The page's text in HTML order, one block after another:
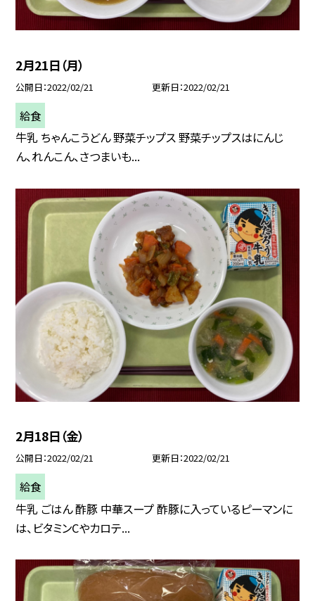
2月21日（月）
公開日 2022/02/21 更新日 2022/02/21
給食
牛乳 ちゃんこうどん 野菜チップス 野菜チップスはにんじ
ん、れんこん、さつまいも...
2月18日（金）
公開日 2022/02/21 更新日 2022/02/21
給食
牛乳 ごはん 酢豚 中華スープ 酢豚に入っているピーマンに
は、ビタミンCやカロテ...